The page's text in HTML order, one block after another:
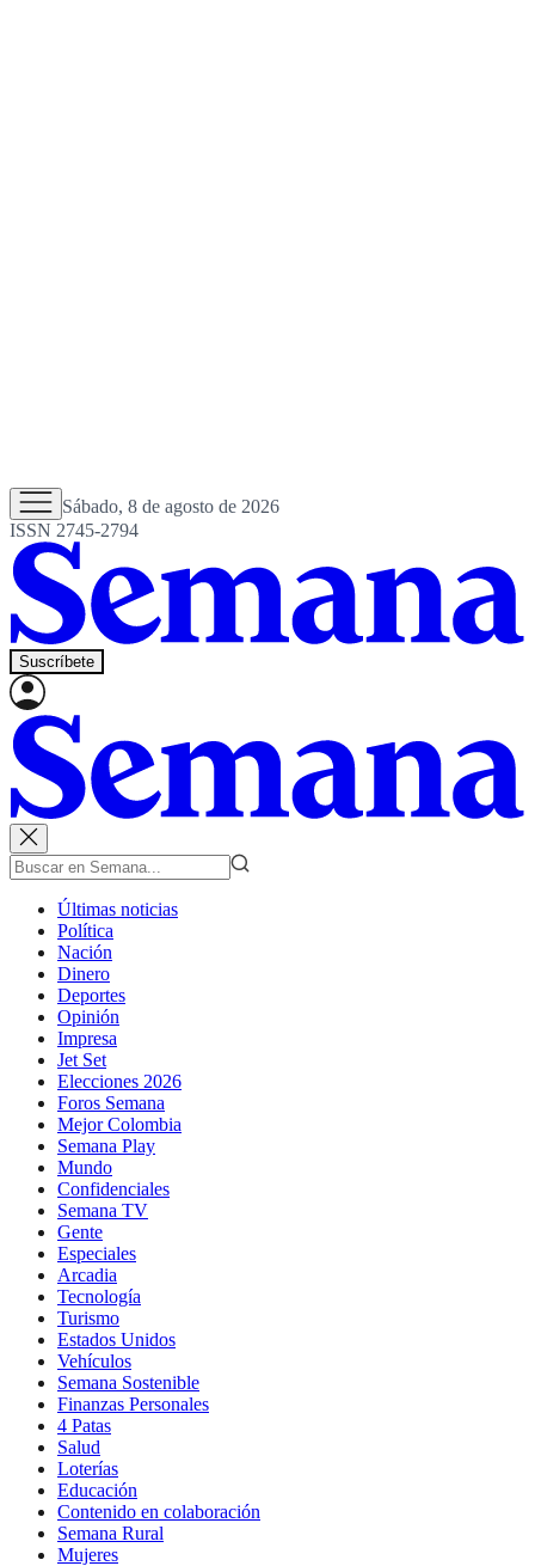
Sábado, 8 de agosto de 2026
ISSN 2745-2794
Suscríbete
Últimas noticias
Política
Nación
Dinero
Deportes
Opinión
Impresa
Jet Set
Elecciones 2026
Foros Semana
Mejor Colombia
Semana Play
Mundo
Confidenciales
Semana TV
Gente
Especiales
Arcadia
Tecnología
Turismo
Estados Unidos
Vehículos
Semana Sostenible
Finanzas Personales
4 Patas
Salud
Loterías
Educación
Contenido en colaboración
Semana Rural
Mujeres